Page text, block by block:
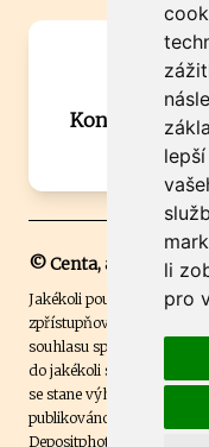
li
pro
Máte
Kontaktujte
© Centa, a.s.
Jakékoli použití obsahu
zpřístupňování textových
souhlasu společnosti
do jakékoli soutěže na
se stane výhercem této
publikováno. Centa, a.s.
Depositphotos